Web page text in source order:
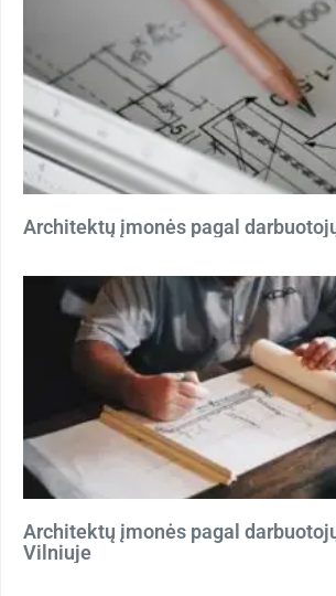
Architektų įmonės pagal
Architektų įmonės pagal
Vilniuje